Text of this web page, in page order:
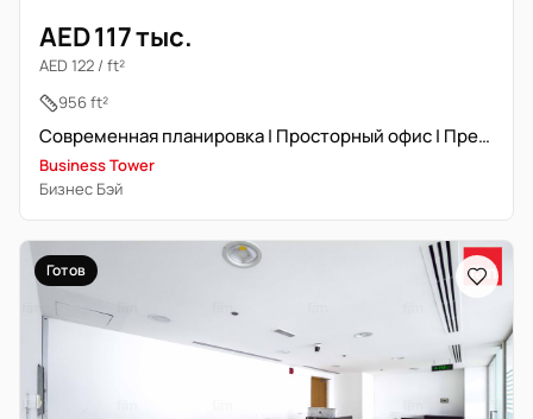
AED 117 тыс.
AED 122 / ft²
956 ft²
Современная планировка | Просторный офис | Премиальное расположение
Business Tower
Бизнес Бэй
Готов